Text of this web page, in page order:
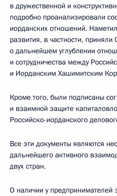
в дружественной и
подробно проанализировали
иорданских отношений.
развития, в частности,
о дальнейшем углублении
и сотрудничества между
и Иорданским Хашимитским
Кроме того, были подписаны
и взаимной защите
Российско-иорданского
Все эти документы являются
дальнейшего активного
двух стран.
О наличии у предпринимателей